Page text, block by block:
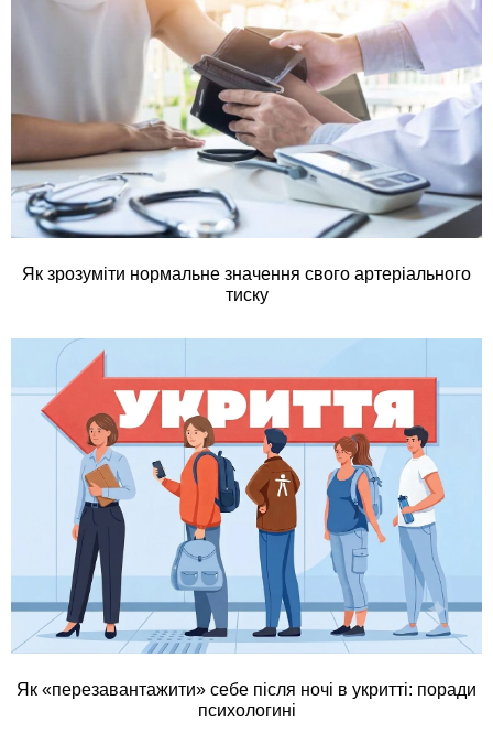
Як зрозуміти нормальне значення свого артеріального
тиску
Як «перезавантажити» себе після ночі в укритті: поради
психологині